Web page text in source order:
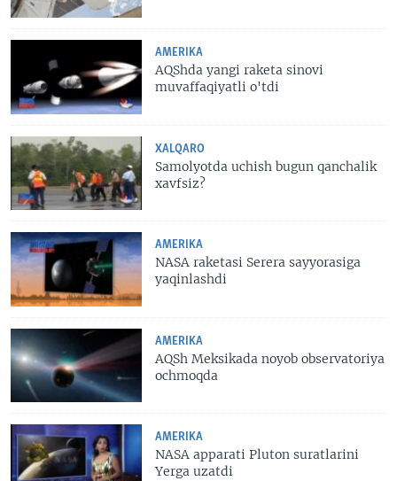
AMERIKA
AQShda yangi raketa sinovi
muvaffaqiyatli o'tdi
XALQARO
Samolyotda uchish bugun qanchalik
xavfsiz?
AMERIKA
NASA raketasi Serera sayyorasiga
yaqinlashdi
AMERIKA
AQSh Meksikada noyob observatoriya
ochmoqda
AMERIKA
NASA apparati Pluton suratlarini
Yerga uzatdi